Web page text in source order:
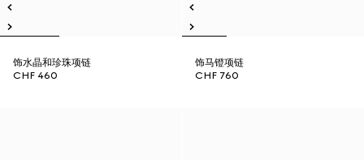
饰水晶和珍珠项链
CHF 460
饰马镫项链
CHF 760